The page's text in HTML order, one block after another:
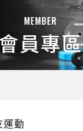
MEMBER
員專區
動